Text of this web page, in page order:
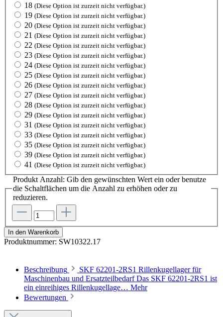
18 (Diese Option ist zurzeit nicht verfügbar.)
19 (Diese Option ist zurzeit nicht verfügbar.)
20 (Diese Option ist zurzeit nicht verfügbar.)
21 (Diese Option ist zurzeit nicht verfügbar.)
22 (Diese Option ist zurzeit nicht verfügbar.)
23 (Diese Option ist zurzeit nicht verfügbar.)
24 (Diese Option ist zurzeit nicht verfügbar.)
25 (Diese Option ist zurzeit nicht verfügbar.)
26 (Diese Option ist zurzeit nicht verfügbar.)
27 (Diese Option ist zurzeit nicht verfügbar.)
28 (Diese Option ist zurzeit nicht verfügbar.)
29 (Diese Option ist zurzeit nicht verfügbar.)
31 (Diese Option ist zurzeit nicht verfügbar.)
33 (Diese Option ist zurzeit nicht verfügbar.)
35 (Diese Option ist zurzeit nicht verfügbar.)
39 (Diese Option ist zurzeit nicht verfügbar.)
41 (Diese Option ist zurzeit nicht verfügbar.)
Produkt Anzahl: Gib den gewünschten Wert ein oder benutze
die Schaltflächen um die Anzahl zu erhöhen oder zu
reduzieren.
In den Warenkorb
Produktnummer: SW10322.17
Beschreibung
SKF 62201-2RS1 Rillenkugellager für
Maschinenbau und Ersatzteilbedarf Das SKF 62201-2RS1 ist
ein einreihiges Rillenkugellage… Mehr
Bewertungen